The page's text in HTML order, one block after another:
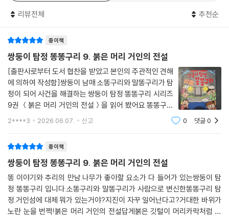
·우린 쌍둥이, 둘이서 해결한다고!
똥똥구리는 똥부심으로 똘똘 뭉친 쌍둥이 남매이다. 최고의 똥 폭탄 기술
자 소똥구리는 차분한 성격과 뛰어난 관찰력으로 사건을 풀어 가고, 최고
의 발차기 선수 말똥구리는 엉뚱한 상상력으로 추리에 보탬이 된다. 둘이
함께라면 100가지 사건을 해결하는 건 시간문제라고!
·숨은그림찾기·수수께끼 풀며 추리력과 관찰력이 쑥쑥
가고, 범인을 추리하고, 주요 단서를 찾아내는 등 여러 가지 미션을 풀어 볼
수 있다. 미션을 하나씩 해결해 가다 보면 금세 한 권을 뚝딱 읽게 되어, 독
서에 흥미가 없는 어린이들도 성취감을 느낄 수 있다. 만화풍의 그림과 구
성은 그림 구석구석을 살펴보는 재미를 준다.
리뷰전체 추천순
종이책
쌍둥이 탐정 똥똥구리 9. 붉은 머리 거인의 전설
[출판사로부터 도서 협찬을 받았고 본인의 주관적인 견해
에 의하여 작성함]쌍둥이 남매 소똥구리와 말똥구리가 탐
정이 되어 사건을 해결하는 쌍둥이 탐정 똥똥구리 시리즈
9권 ＜붉은 머리 거인의 전설＞을 읽어 봤어요.똥똥구리
탐정이 똥 폭탄 재료를 구하기 위해 바닷가에 왔어요. 갈
2****3 2026.06.07. 신고 0 댓글0
종이책
쌍둥이 탐정 똥똥구리 9. 붉은 머리 거인의 전설
똥 이야기와 추리의 만남.나무가 좋아할 요소가 다 들어가 있는쌍둥이 탐
정 똥똥구리 입니다.소똥구리와 말똥구리가 사람으로 변신한똥똥구리 탐
정.거인섬에 대체 뭐가 있는거야?지진이 자꾸 일어난다고?거대한 바위가
노란 눈을 번쩍!붉은 머리 거인의 전설답게붉은 깃털이 머리카락처럼 붙